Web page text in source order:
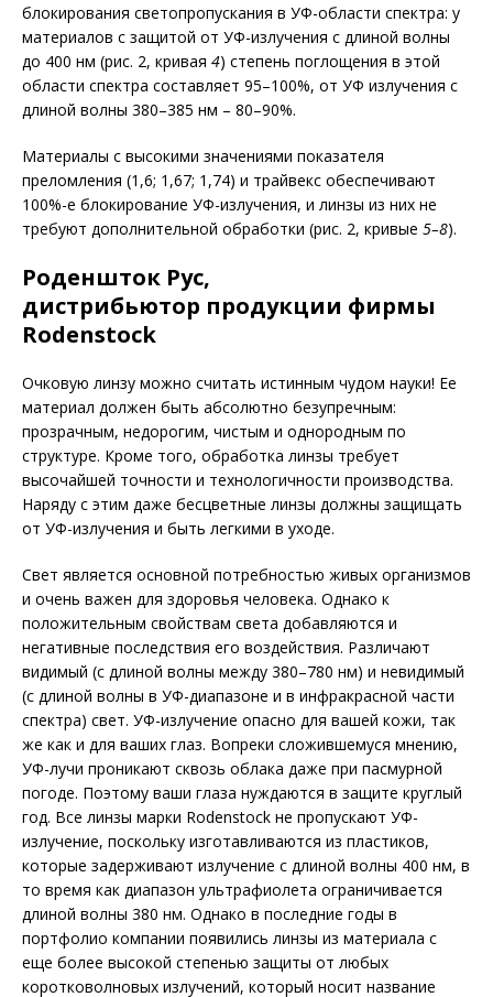
блокирования светопропускания в УФ-области спектра: у
материалов с защитой от УФ-излучения с длиной волны
до 400 нм (рис. 2, кривая 4) степень поглощения в этой
области спектра составляет 95–100%, от УФ излучения с
длиной волны 380–385 нм – 80–90%.
Материалы с высокими значениями показателя
преломления (1,6; 1,67; 1,74) и трайвекс обеспечивают
100%-е блокирование УФ-излучения, и линзы из них не
требуют дополнительной обработки (рис. 2, кривые 5–8).
Роденшток Рус,
дистрибьютор продукции фирмы
Rodenstock
Очковую линзу можно считать истинным чудом науки! Ее
материал должен быть абсолютно безупречным:
прозрачным, недорогим, чистым и однородным по
структуре. Кроме того, обработка линзы требует
высочайшей точности и технологичности производства.
Наряду с этим даже бесцветные линзы должны защищать
от УФ-излучения и быть легкими в уходе.
Свет является основной потребностью живых организмов
и очень важен для здоровья человека. Однако к
положительным свойствам света добавляются и
негативные последствия его воздействия. Различают
видимый (с длиной волны между 380–780 нм) и невидимый
(с длиной волны в УФ-диапазоне и в инфракрасной части
спектра) свет. УФ-излучение опасно для вашей кожи, так
же как и для ваших глаз. Вопреки сложившемуся мнению,
УФ-лучи проникают сквозь облака даже при пасмурной
погоде. Поэтому ваши глаза нуждаются в защите круглый
год. Все линзы марки Rodenstock не пропускают УФ-
излучение, поскольку изготавливаются из пластиков,
которые задерживают излучение с длиной волны 400 нм, в
то время как диапазон ультрафиолета ограничивается
длиной волны 380 нм. Однако в последние годы в
портфолио компании появились линзы из материала с
еще более высокой степенью защиты от любых
коротковолновых излучений, который носит название